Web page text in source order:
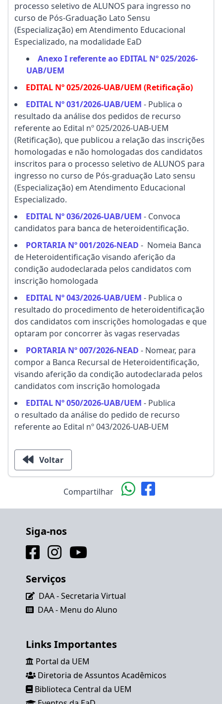
processo seletivo de ALUNOS para ingresso no
curso de Pós-Graduação Lato Sensu
(Especialização) em Atendimento Educacional
Especializado, na modalidade EaD
Anexo I referente ao EDITAL Nº 025/2026-
UAB/UEM
EDITAL Nº 025/2026-UAB/UEM (Retificação)
EDITAL Nº 031/2026-UAB/UEM - Publica o
resultado da análise dos pedidos de recurso
referente ao Edital nº 025/2026-UAB-UEM
(Retificação), que publicou a relação das inscrições
homologadas e não homologadas dos candidatos
inscritos para o processo seletivo de ALUNOS para
ingresso no curso de Pós-graduação Lato sensu
(Especialização) em Atendimento Educacional
Especializado.
EDITAL Nº 036/2026-UAB/UEM - Convoca
candidatos para banca de heteroidentificação.
PORTARIA Nº 001/2026-NEAD - Nomeia Banca
de Heteroidentificação visando aferição da
condição audodeclarada pelos candidatos com
inscrição homologada
EDITAL Nº 043/2026-UAB/UEM - Publica o
resultado do procedimento de heteroidentificação
dos candidatos com inscrições homologadas e que
optaram por concorrer às vagas reservadas
PORTARIA Nº 007/2026-NEAD - Nomear, para
compor a Banca Recursal de Heteroidentificação,
visando aferição da condição autodeclarada pelos
candidatos com inscrição homologada
EDITAL Nº 050/2026-UAB/UEM - Publica
o resultado da análise do pedido de recurso
referente ao Edital nº 043/2026-UAB-UEM
Voltar
Compartilhar
Siga-nos
Serviços
DAA - Secretaria Virtual
DAA - Menu do Aluno
Links Importantes
Portal da UEM
Diretoria de Assuntos Acadêmicos
Biblioteca Central da UEM